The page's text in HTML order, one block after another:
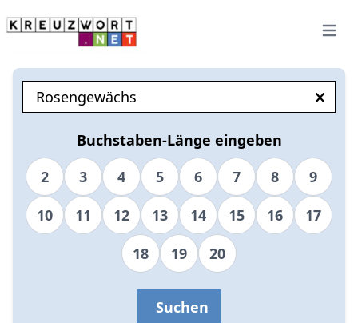
Open
Buchstaben-Länge eingeben
2
3 4 5 6 7 8
9
10
11 12 13 14 15 16
17
18
19 20
Suchen